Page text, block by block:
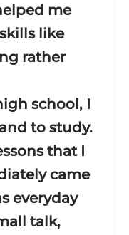
me
like
rather
school, I
to study.
that I
came
everyday
talk,